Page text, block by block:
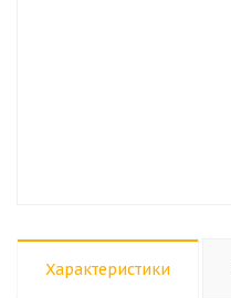
Характеристики